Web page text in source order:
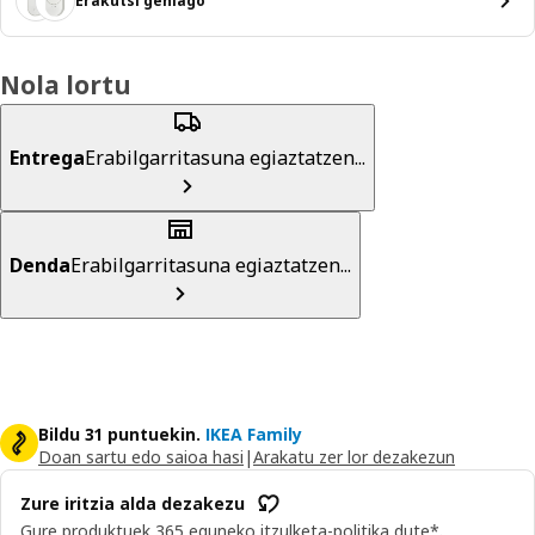
Nola lortu
EntregaErabilgarritasuna egiaztatzen...
DendaErabilgarritasuna egiaztatzen...
Bildu 31 puntuekin. IKEA Family
Doan sartu edo saioa hasi |Arakatu zer lor dezakezun
Zure iritzia alda dezakezu